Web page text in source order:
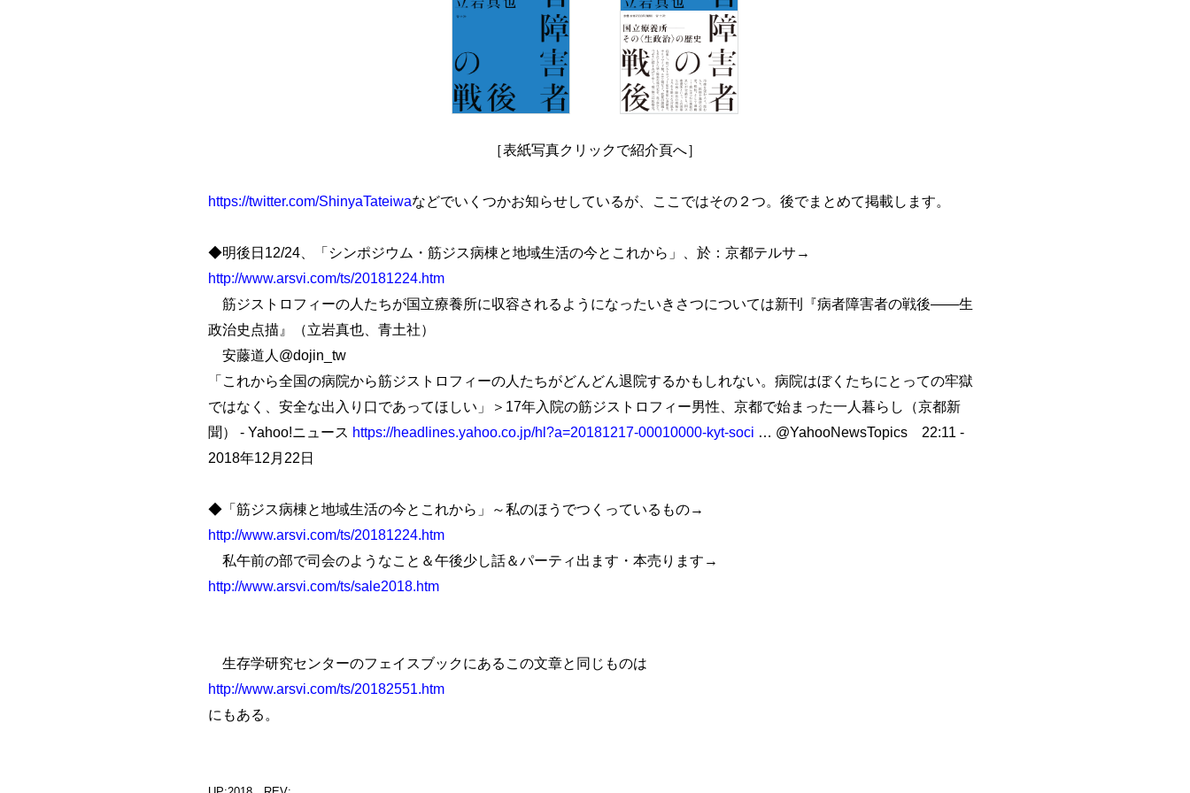
［表紙写真クリックで紹介頁へ］
https://twitter.com/ShinyaTateiwaなどでいくつかお知らせしているが、ここではその２つ。後でまとめて掲載します。
◆明後日12/24、「シンポジウム・筋ジス病棟と地域生活の今とこれから」、於：京都テルサ→
http://www.arsvi.com/ts/20181224.htm
筋ジストロフィーの人たちが国立療養所に収容されるようになったいきさつについては新刊『病者障害者の戦後――生
政治史点描』（立岩真也、青土社）
安藤道人@dojin_tw
「これから全国の病院から筋ジストロフィーの人たちがどんどん退院するかもしれない。病院はぼくたちにとっての牢獄
ではなく、安全な出入り口であってほしい」＞17年入院の筋ジストロフィー男性、京都で始まった一人暮らし（京都新
聞） - Yahoo!ニュース https://headlines.yahoo.co.jp/hl?a=20181217-00010000-kyt-soci … @YahooNewsTopics 22:11 -
2018年12月22日
◆「筋ジス病棟と地域生活の今とこれから」～私のほうでつくっているもの→
http://www.arsvi.com/ts/20181224.htm
私午前の部で司会のようなこと＆午後少し話＆パーティ出ます・本売ります→
http://www.arsvi.com/ts/sale2018.htm
生存学研究センターのフェイスブックにあるこの文章と同じものは
http://www.arsvi.com/ts/20182551.htm
にもある。